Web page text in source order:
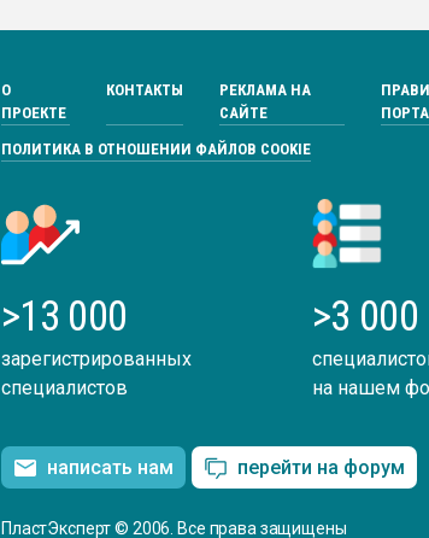
О
ПРОЕКТЕ
КОНТАКТЫ
РЕКЛАМА НА
САЙТЕ
ПОЛИТИКА В ОТНОШЕНИИ ФАЙЛОВ COOKIE
>13 000
зарегистрированных
специалистов
>3 000
на нашем
написать нам перейти на форум
ПластЭксперт © 2006. Все права защищены